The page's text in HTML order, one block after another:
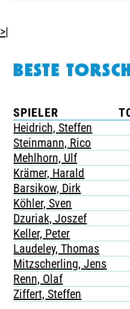
>|
BESTE
SPIELER
Heidrich, Steffen
Steinmann, Rico
Mehlhorn, Ulf
Krämer, Harald
Barsikow, Dirk
Köhler, Sven
Dzuriak, Joszef
Keller, Peter
Laudeley, Thomas
Mitzscherling, Jens
Renn, Olaf
Ziffert, Steffen